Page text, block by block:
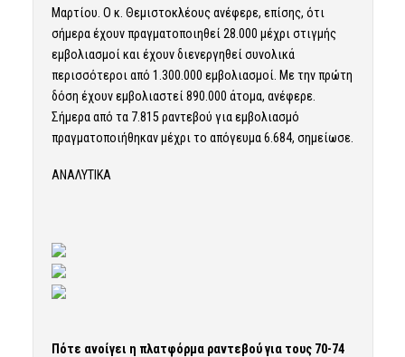
Μαρτίου. Ο κ. Θεμιστοκλέους ανέφερε, επίσης, ότι
σήμερα έχουν πραγματοποιηθεί 28.000 μέχρι στιγμής
εμβολιασμοί και έχουν διενεργηθεί συνολικά
περισσότεροι από 1.300.000 εμβολιασμοί. Με την πρώτη
δόση έχουν εμβολιαστεί 890.000 άτομα, ανέφερε.
Σήμερα από τα 7.815 ραντεβού για εμβολιασμό
πραγματοποιήθηκαν μέχρι το απόγευμα 6.684, σημείωσε.
ΑΝΑΛΥΤΙΚΑ
Πότε ανοίγει η πλατφόρμα ραντεβού για τους 70-74